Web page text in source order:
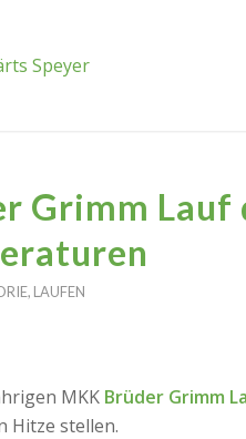
Grimm Lauf
, LAUFEN
MKK Brüder Grimm
Hitze stellen.